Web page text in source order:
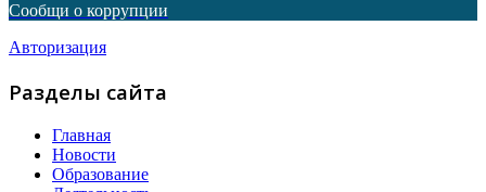
Сообщи о коррупции
Авторизация
Разделы сайта
Главная
Новости
Образование